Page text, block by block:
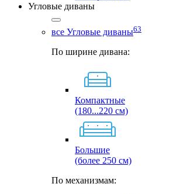
Угловые диваны
все Угловые диваны63
По ширине дивана:
Компактные
(180...220 см)
Большие
(более 250 см)
По механизмам: